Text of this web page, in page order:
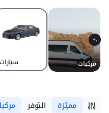
مركبات سيارات
مميّزة التوفر